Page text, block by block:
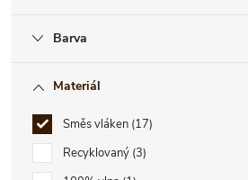
Barva
Materiál
Směs vláken 17
Recyklovaný 3